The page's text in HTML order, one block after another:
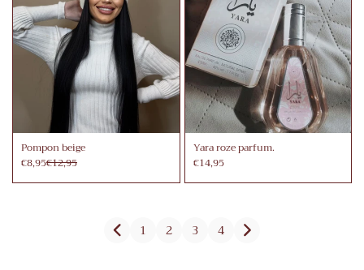
Pompon beige
€8,95€12,95
Yara roze parfum.
€14,95
1 2 3 4